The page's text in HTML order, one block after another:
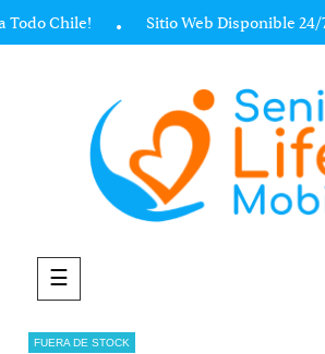
Todo Chile! Sitio Web Disponible 24/7
Navegación
de
☰
FUERA DE STOCK